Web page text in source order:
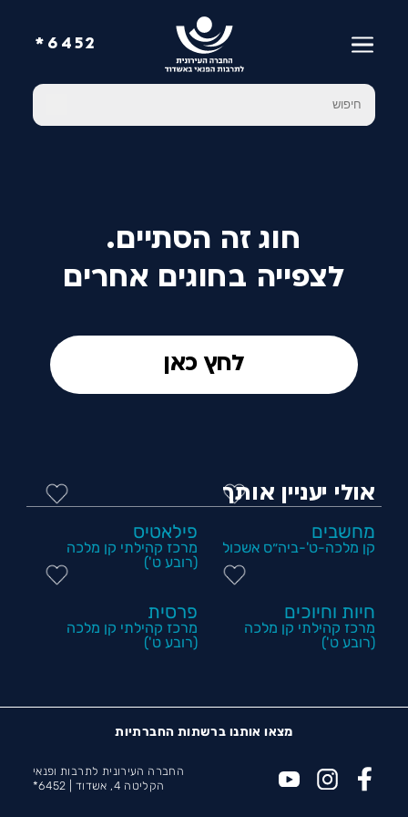
6452*
חוג זה הסתיים.
לצפייה בחוגים אחרים
לחץ כאן
אולי יעניין אותך
מחשבים
קן מלכה-ט'-ביה״ס אשכול
פילאטיס
מרכז קהילתי קן מלכה
(רובע ט')
חיות וחיוכים
מרכז קהילתי קן מלכה
(רובע ט')
פרסית
מרכז קהילתי קן מלכה
(רובע ט')
מצאו אותנו ברשתות החברתיות
החברה העירונית לתרבות ופנאי
הקליטה 4, אשדוד |
6452*